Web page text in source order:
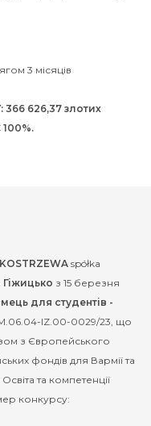
3 місяців
626,37 злотих
KOSTRZEWA spółka
Гіжицько з 15 березня
для студентів -
IZ.00-0029/23, що
з Європейського
фондів для Вармії та
та компетенції
конкурсу: